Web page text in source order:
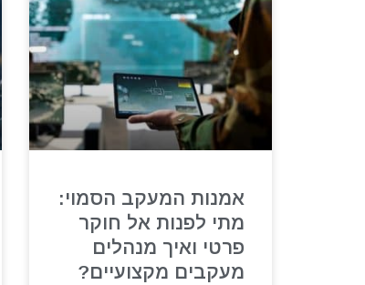
אמנות המעקב הסמוי:
מתי לפנות אל חוקר
פרטי ואיך מנהלים
מעקבים מקצועיים?